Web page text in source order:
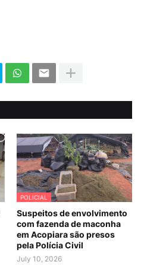
POLICIAL
Suspeitos de envolvimento
com fazenda de maconha
em Acopiara são presos
pela Polícia Civil
July 10, 2026